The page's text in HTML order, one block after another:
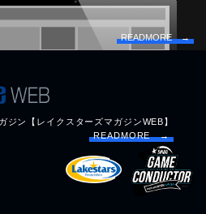
READMORE →
ジン【レイクスターズマガジンWEB】
READMORE →